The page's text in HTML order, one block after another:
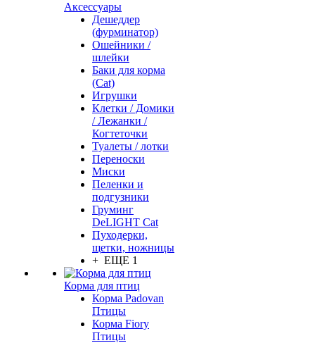
Аксессуары
Дешеддер
(фурминатор)
Ошейники /
шлейки
Баки для корма
(Cat)
Игрушки
Клетки / Домики
/ Лежанки /
Когтеточки
Туалеты / лотки
Переноски
Миски
Пеленки и
подгузники
Груминг
DeLIGHT Cat
Пуходерки,
щетки, ножницы
+ ЕЩЕ 1
Корма для птиц
Корма Padovan
Птицы
Корма Fiory
Птицы